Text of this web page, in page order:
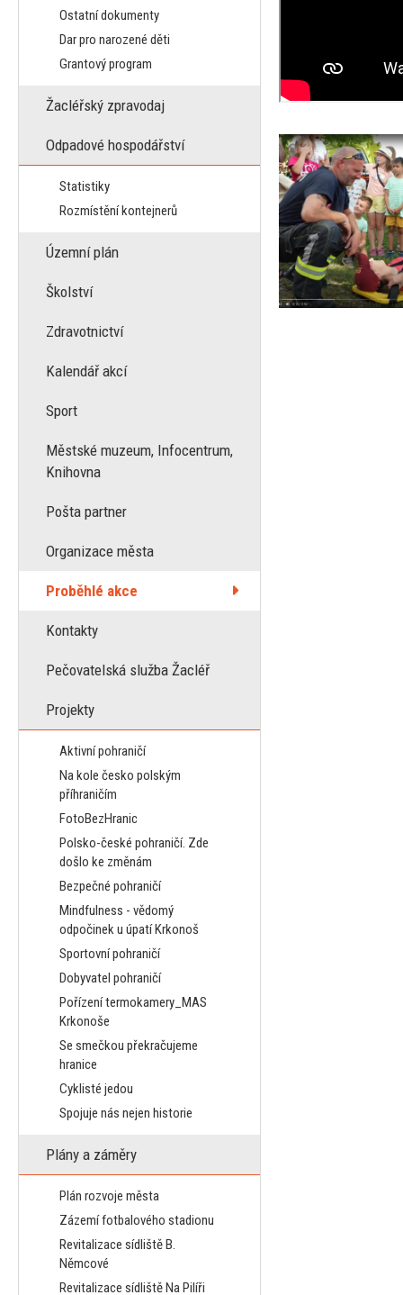
Ostatní dokumenty
Dar pro narozené děti
Grantový program
Žacléřský zpravodaj
Odpadové hospodářství
Statistiky
Rozmístění kontejnerů
Územní plán
Školství
Zdravotnictví
Kalendář akcí
Sport
Městské muzeum, Infocentrum,
Knihovna
Pošta partner
Organizace města
Proběhlé akce
Kontakty
Pečovatelská služba Žacléř
Projekty
Aktivní pohraničí
Na kole česko polským
příhraničím
FotoBezHranic
Polsko-české pohraničí. Zde
došlo ke změnám
Bezpečné pohraničí
Mindfulness - vědomý
odpočinek u úpatí Krkonoš
Sportovní pohraničí
Dobyvatel pohraničí
Pořízení termokamery_MAS
Krkonoše
Se smečkou překračujeme
hranice
Cyklisté jedou
Spojuje nás nejen historie
Plány a záměry
Plán rozvoje města
Zázemí fotbalového stadionu
Revitalizace sídliště B.
Němcové
Revitalizace sídliště Na Pilíři